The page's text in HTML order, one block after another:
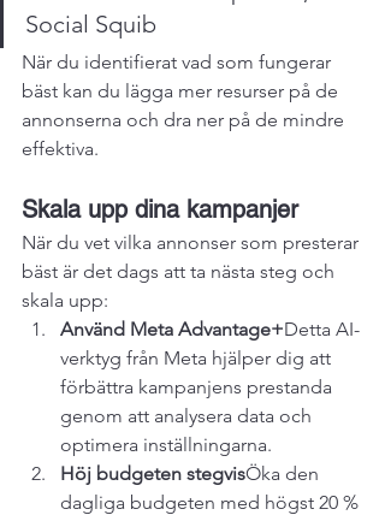
Social Squib
När du identifierat vad som fungerar
bäst kan du lägga mer resurser på de
annonserna och dra ner på de mindre
effektiva.
Skala upp dina kampanjer
När du vet vilka annonser som presterar
bäst är det dags att ta nästa steg och
skala upp:
Använd Meta Advantage+Detta AI-
verktyg från Meta hjälper dig att
förbättra kampanjens prestanda
genom att analysera data och
optimera inställningarna.
Höj budgeten stegvisÖka den
dagliga budgeten med högst 20 %